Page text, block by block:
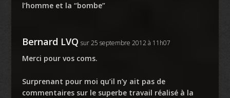
l’homme et la “bombe”
Bernard LVQ sur 25 septembre 2012 à 11h07
Merci pour vos coms.
Surprenant pour moi qu’il n’y ait pas de
commentaires sur le superbe travail réalisé à la